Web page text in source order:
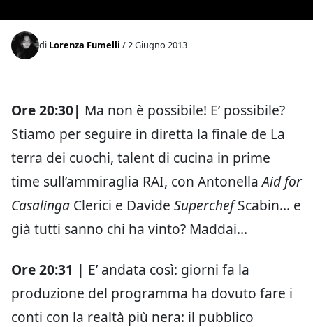
di Lorenza Fumelli / 2 Giugno 2013
Ore 20:30| Ma non è possibile! E’ possibile?
Stiamo per seguire in diretta la finale de La
terra dei cuochi, talent di cucina in prime
time sull’ammiraglia RAI, con AntonellaAid for
Casalinga Clerici e Davide SuperchefScabin… e
già tutti sanno chi ha vinto? Maddai…
Ore 20:31 | E’ andata così: giorni fa la
produzione del programma ha dovuto fare i
conti con la realtà più nera: il pubblico